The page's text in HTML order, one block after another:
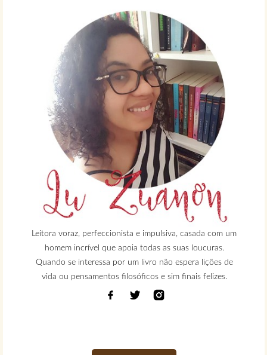
Leitora voraz, perfeccionista e impulsiva, casada com um
homem incrível que apoia todas as suas loucuras.
Quando se interessa por um livro não espera lições de
vida ou pensamentos filosóficos e sim finais felizes.